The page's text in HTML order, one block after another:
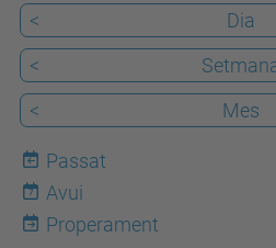
i
m
e
s
/
f
< Dia
<
<
Mes
Passat
7
Avui
Properament